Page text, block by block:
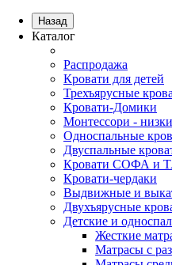
Назад
Каталог
Распродажа
Кровати для детей
Трехъярусные
Кровати-Домики
Монтессори -
Односпальные
Двуспальные
Кровати СОФА и
Кровати-чердаки
Выдвижные и
Двухъярусные
Детские и
Жесткие
Матрасы с